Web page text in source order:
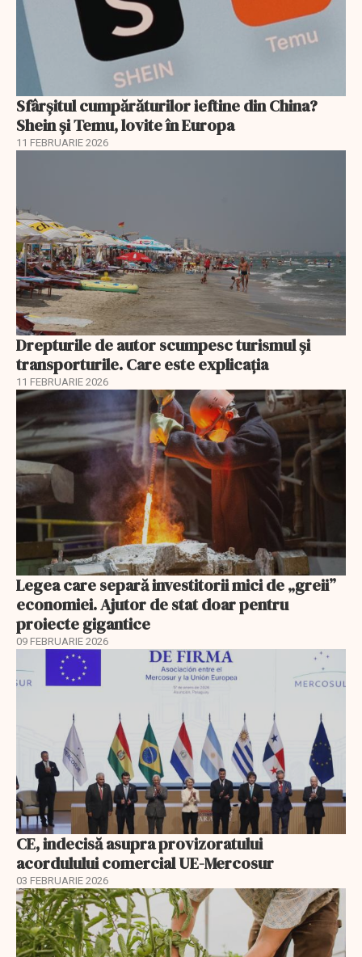
Sfârșitul cumpărăturilor ieftine din China?
Shein și Temu, lovite în Europa
11 FEBRUARIE 2026
Drepturile de autor scumpesc turismul și
transporturile. Care este explicația
11 FEBRUARIE 2026
Legea care separă investitorii mici de „greii”
economiei. Ajutor de stat doar pentru
proiecte gigantice
09 FEBRUARIE 2026
CE, indecisă asupra provizoratului
acordulului comercial UE-Mercosur
03 FEBRUARIE 2026